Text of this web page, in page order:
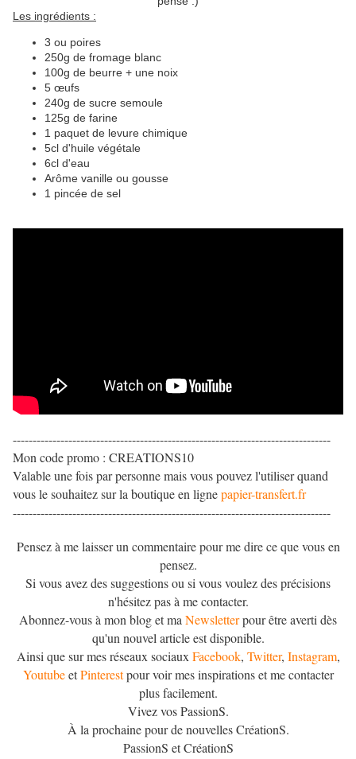
Les ingrédients :
3 ou poires
250g de fromage blanc
100g de beurre + une noix
5 œufs
240g de sucre semoule
125g de farine
1 paquet de levure chimique
5cl d'huile végétale
6cl d'eau
Arôme vanille ou gousse
1 pincée de sel
--------------------------------------------------------------------------------
Mon code promo : CREATIONS10
Valable une fois par personne mais vous pouvez l'utiliser quand
vous le souhaitez sur la boutique en lignepapier-transfert.fr
--------------------------------------------------------------------------------
Pensez à me laisser un commentaire pour me dire ce que vous en
pensez.
Si vous avez des suggestions ou si vous voulez des précisions
n'hésitez pas à me contacter.
Abonnez-vous à mon blog et ma Newsletterpour être averti dès
qu'un nouvel article est disponible.
Ainsi que sur mes réseaux sociaux Facebook, Twitter, Instagram,
YoutubeetPinterestpour voir mes inspirations et me contacter
plus facilement.
Vivez vos PassionS.
À la prochaine pour de nouvelles CréationS.
PassionS et CréationS